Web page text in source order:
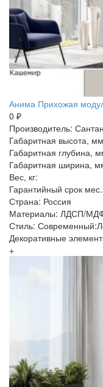
Анима Прихожая
0 ₽
Производитель: Сантан
Габаритная высота,
Габаритная глубина,
Габаритная ширина,
Вес, кг:
Гарантийный срок
Страна: Россия
Материалы: ЛДСП/
Стиль:
Декоративные
+